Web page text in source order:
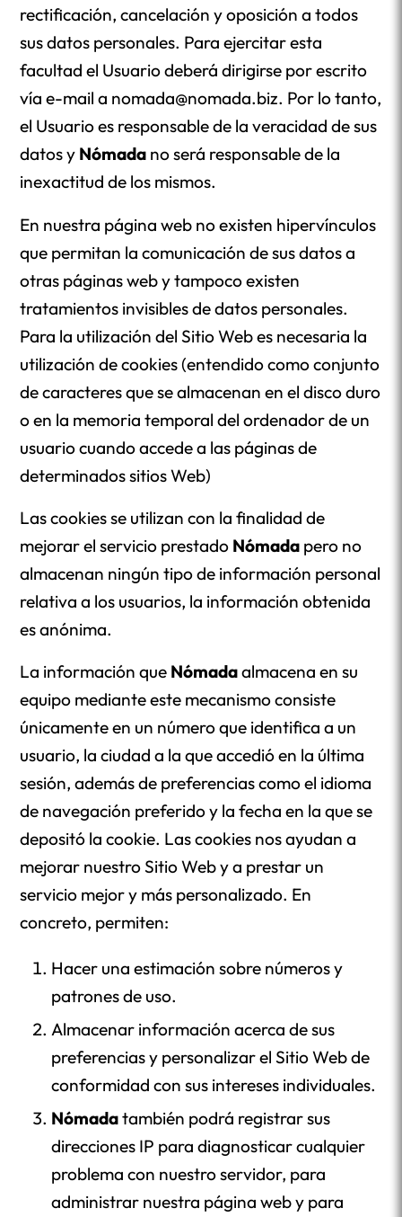
rectificación, cancelación y oposición a todos
sus datos personales. Para ejercitar esta
facultad el Usuario deberá dirigirse por escrito
vía e-mail a nomada@nomada.biz. Por lo tanto,
el Usuario es responsable de la veracidad de sus
datos y Nómada no será responsable de la
inexactitud de los mismos.
En nuestra página web no existen hipervínculos
que permitan la comunicación de sus datos a
otras páginas web y tampoco existen
tratamientos invisibles de datos personales.
Para la utilización del Sitio Web es necesaria la
utilización de cookies (entendido como conjunto
de caracteres que se almacenan en el disco duro
o en la memoria temporal del ordenador de un
usuario cuando accede a las páginas de
determinados sitios Web)
Las cookies se utilizan con la finalidad de
mejorar el servicio prestado Nómada pero no
almacenan ningún tipo de información personal
relativa a los usuarios, la información obtenida
es anónima.
La información que Nómadaalmacena en su
equipo mediante este mecanismo consiste
únicamente en un número que identifica a un
usuario, la ciudad a la que accedió en la última
sesión, además de preferencias como el idioma
de navegación preferido y la fecha en la que se
depositó la cookie. Las cookies nos ayudan a
mejorar nuestro Sitio Web y a prestar un
servicio mejor y más personalizado. En
concreto, permiten:
Hacer una estimación sobre números y
patrones de uso.
Almacenar información acerca de sus
preferencias y personalizar el Sitio Web de
conformidad con sus intereses individuales.
Nómadatambién podrá registrar sus
direcciones IP para diagnosticar cualquier
problema con nuestro servidor, para
administrar nuestra página web y para